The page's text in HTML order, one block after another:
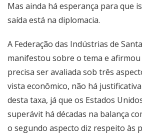
Mas ainda há esperança para que
saída está na diplomacia.
A Federação das Indústrias de
manifestou sobre o tema e afirmou
precisa ser avaliada sob três
vista econômico, não há
desta taxa, já que os Estados
superávit há décadas na balança
o segundo aspecto diz respeito às